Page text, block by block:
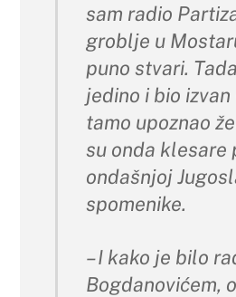
sam radio
groblje u
puno stvari.
jedino i bio izvan
tamo upoznao
su onda klesare
ondašnjoj
spomenike.
– I kako je bilo
Bogdanovićem,